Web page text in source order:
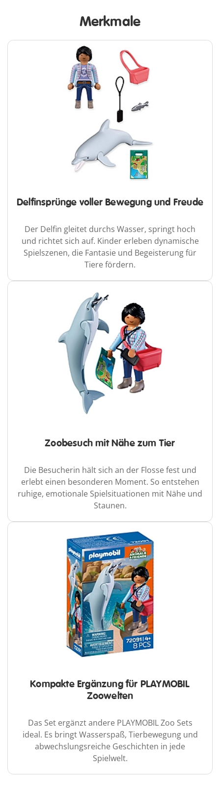
Merkmale
Delfinsprünge voller Bewegung und Freude
Der Delfin gleitet durchs Wasser, springt hoch
und richtet sich auf. Kinder erleben dynamische
Spielszenen, die Fantasie und Begeisterung für
Tiere fördern.
Zoobesuch mit Nähe zum Tier
Die Besucherin hält sich an der Flosse fest und
erlebt einen besonderen Moment. So entstehen
ruhige, emotionale Spielsituationen mit Nähe und
Staunen.
Kompakte Ergänzung für PLAYMOBIL
Zoowelten
Das Set ergänzt andere PLAYMOBIL Zoo Sets
ideal. Es bringt Wasserspaß, Tierbewegung und
abwechslungsreiche Geschichten in jede
Spielwelt.